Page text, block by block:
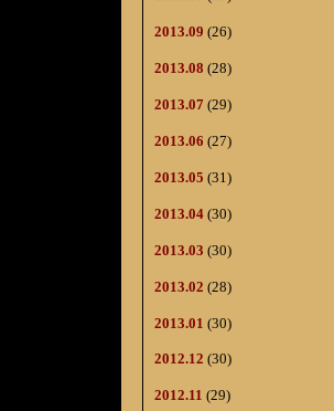
2013.09 (26)
2013.08 (28)
2013.07 (29)
2013.06 (27)
2013.05 (31)
2013.04 (30)
2013.03 (30)
2013.02 (28)
2013.01 (30)
2012.12 (30)
2012.11 (29)